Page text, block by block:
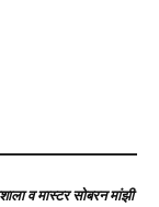
व मास्टर सोबरन मांझी